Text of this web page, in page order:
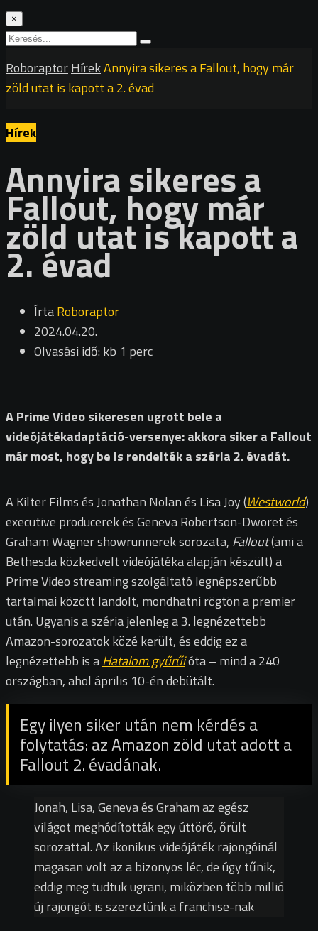
×
RoboraptorHírekAnnyira sikeres a Fallout, hogy már
zöld utat is kapott a 2. évad
Hírek
Annyira sikeres a
Fallout, hogy már
zöld utat is kapott a
2. évad
ÍrtaRoboraptor
2024.04.20.
Olvasási idő: kb 1 perc
A Prime Video sikeresen ugrott bele a
videójátékadaptáció-versenye: akkora siker a Fallout
már most, hogy be is rendelték a széria 2. évadát.
A Kilter Films és Jonathan Nolan és Lisa Joy (Westworld)
executive producerek és Geneva Robertson-Dworet és
Graham Wagner showrunnerek sorozata, Fallout(ami a
Bethesda közkedvelt videójátéka alapján készült) a
Prime Video streaming szolgáltató legnépszerűbb
tartalmai között landolt, mondhatni rögtön a premier
után. Ugyanis a széria jelenleg a 3. legnézettebb
Amazon-sorozatok közé került, és eddig ez a
legnézettebb is aHatalom gyűrűióta – mind a 240
országban, ahol április 10-én debütált.
Egy ilyen siker után nem kérdés a
folytatás: az Amazon zöld utat adott a
Fallout 2. évadának.
Jonah, Lisa, Geneva és Graham az egész
világot meghódították egy úttörő, őrült
sorozattal. Az ikonikus videójáték rajongóinál
magasan volt az a bizonyos léc, de úgy tűnik,
eddig meg tudtuk ugrani, miközben több millió
új rajongót is szereztünk a franchise-nak